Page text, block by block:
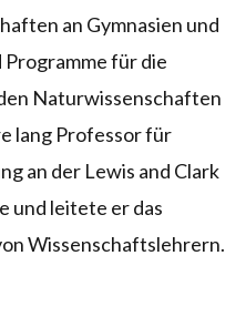
an Gymnasien und
für die
Naturwissenschaften
lang Professor für
an der Lewis and Clark
und leitete er das
Wissenschaftslehrern.